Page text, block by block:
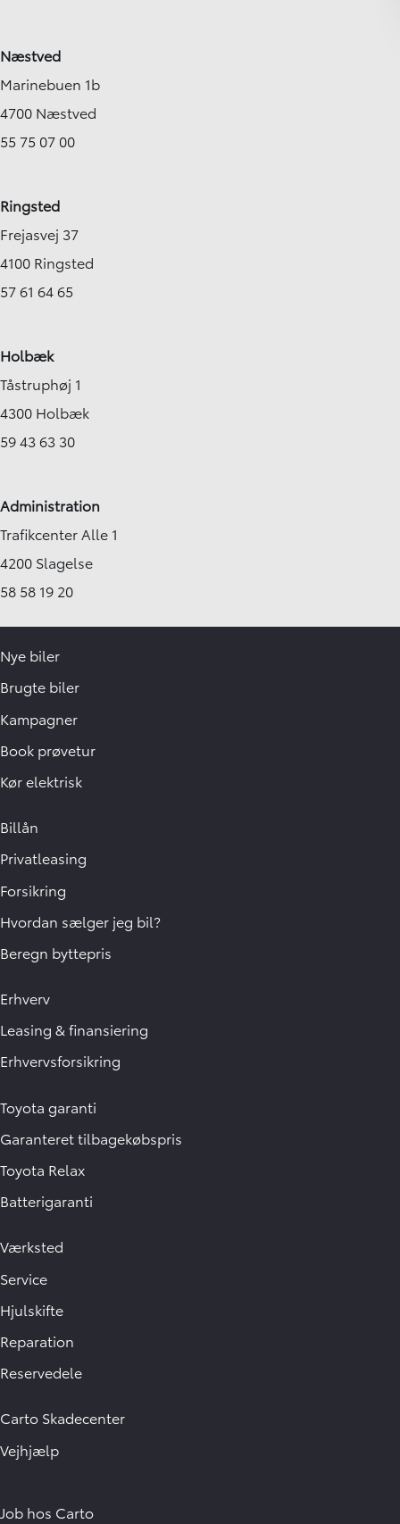
Næstved
Marinebuen 1b
4700 Næstved
55 75 07 00
Ringsted
Frejasvej 37
4100 Ringsted
57 61 64 65
Holbæk
Tåstruphøj 1
4300 Holbæk
59 43 63 30
Administration
Trafikcenter Alle 1
4200 Slagelse
58 58 19 20
Nye biler
Brugte biler
Kampagner
Book prøvetur
Kør elektrisk
Billån
Privatleasing
Forsikring
Hvordan sælger jeg bil?
Beregn byttepris
Erhverv
Leasing & finansiering
Erhvervsforsikring
Toyota garanti
Garanteret tilbagekøbspris
Toyota Relax
Batterigaranti
Værksted
Service
Hjulskifte
Reparation
Reservedele
Carto Skadecenter
Vejhjælp
Job hos Carto